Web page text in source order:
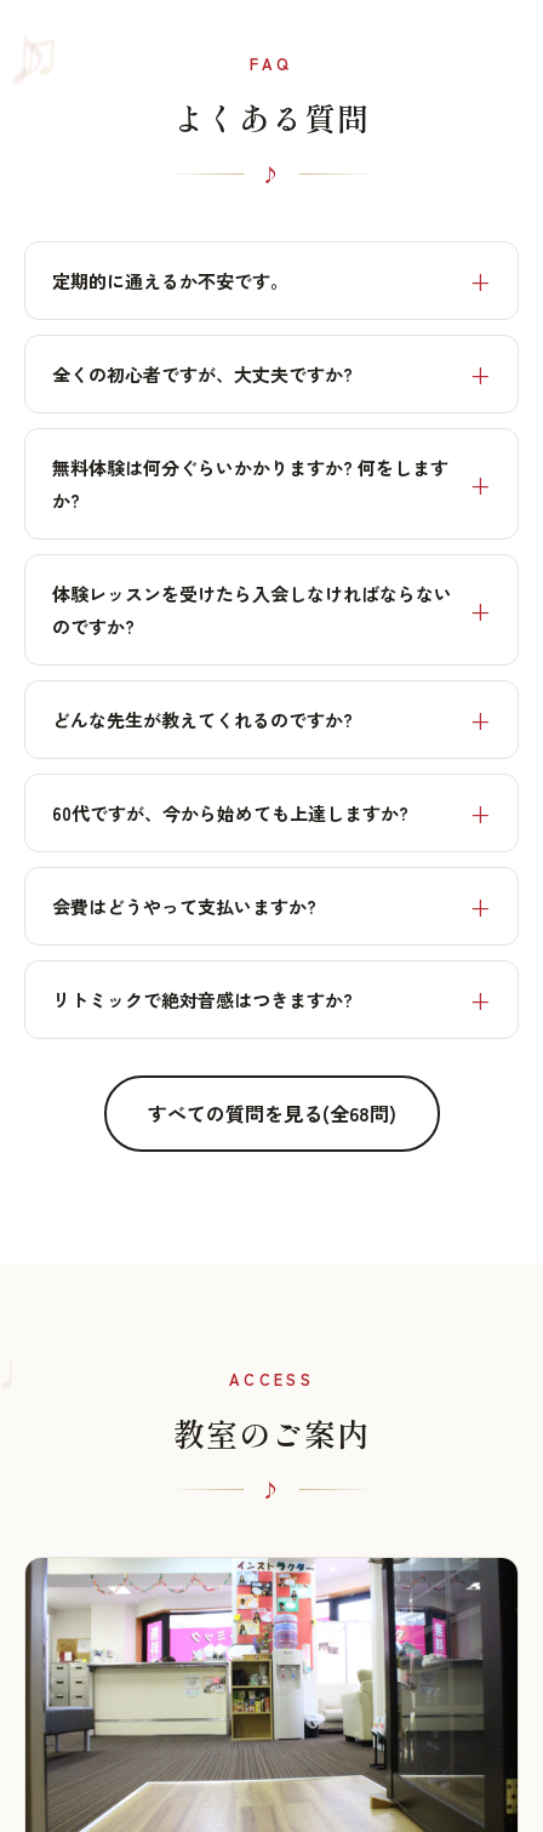
♫ FAQ
よくある質問
定期的に通えるか不安です。
全くの初心者ですが、大丈夫ですか?
無料体験は何分ぐらいかかりますか? 何をします
か?
体験レッスンを受けたら入会しなければならない
のですか?
どんな先生が教えてくれるのですか?
60代ですが、今から始めても上達しますか?
会費はどうやって支払いますか?
リトミックで絶対音感はつきますか?
すべての質問を見る(全68問)
ACCESS
教室のご案内